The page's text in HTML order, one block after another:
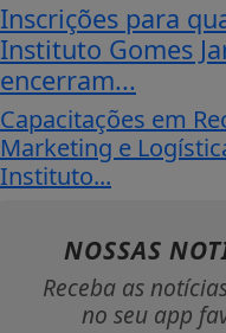
Inscrições para
Instituto Gomes
encerram...
Capacitações em
Marketing e
Instituto...
NOSSAS
Receba as
no seu app